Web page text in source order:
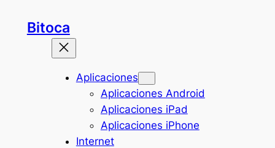
Bitoca
Aplicaciones
Aplicaciones Android
Aplicaciones iPad
Aplicaciones iPhone
Internet